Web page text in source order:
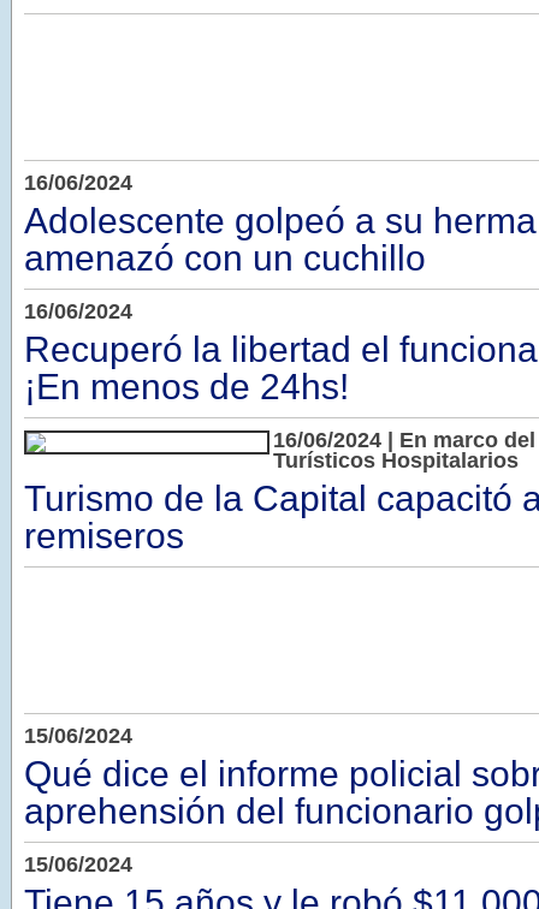
16/06/2024
Adolescente golpeó a su
amenazó con un cuchillo
16/06/2024
Recuperó la libertad el
¡En menos de 24hs!
16/06/2024 | En marco
Turísticos Hospitalarios
Turismo de la Capital capacitó
remiseros
15/06/2024
Qué dice el informe policial
aprehensión del funcionario
15/06/2024